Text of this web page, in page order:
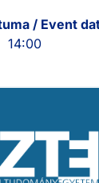
/ Event
14:00